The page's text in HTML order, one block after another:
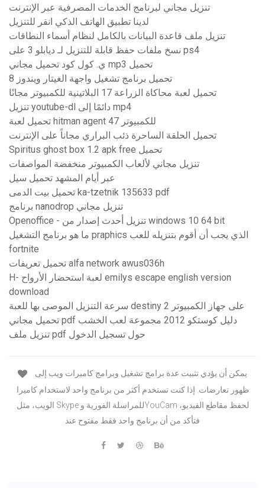
تنزيل مجاني لبرنامج الخدمات المصرفية عبر الإنترنت
لدينا تطبيق الهاتف الذكي انقر للتنزيل
تنزيل ملف قاعدة البيانات بالكامل لنظام أسماء النطاقات
نسخ ملفات حفظ قابلة للتنزيل لـ ديابلو 3 على ps4
ي. كول كود تحميل مجاني mp3 تحميل
تحميل برنامج تشغيل واجهة الغيتار ويندوز 8
تحميل لعبة محاكاة الزراعة 17 البلاتينية للكمبيوتر مجانًا
تنزيل youtube-dl دائمًا إلى mp4
تحميل لعبة hitman agent 47 للكمبيوتر
تحميل الحلقة الساحرة ذئب البراري مجاناً على الإنترنت
Spiritus ghost box 1.2 apk free تحميل
تنزيل مجاني لألعاب الكمبيوتر منخفضة المواصفات
عبر أيام المشهد تحميل سيل
تحميل بيت الدمى ka-tzetnik 135633 pdf
برنامج nanodrop تنزيل مجاني
Openoffice - تنزيل أحدث إصدار من windows 10 64 bit
ما هو برنامج التشغيل praphics الذي يجب أن أقوم بتنزيله للعب
fortnite
تحميل تعريفات alfa network awus036h
H- لعبة استحضار الأرواح emilys escape english version
download
سرعة التنزيل الموصى بها للعبة destiny 2 على جهاز الكمبيوتر
تحميل مجاني pdf دليل كوستكو 2012 مجموعة لعب الخشب
تنزيل ملف pdf حول تسجيل الدخول
ظهور تعارضات. إذا كنت تستخدم أكثر من برنامج واحد لاستخدام كاميرا
الويب، مثل Skype للمراسلة الفورية وYouCam لحفظ مقاطع الفيديو،
فتأكد من أن برنامج واحد فقط مفتوح عند